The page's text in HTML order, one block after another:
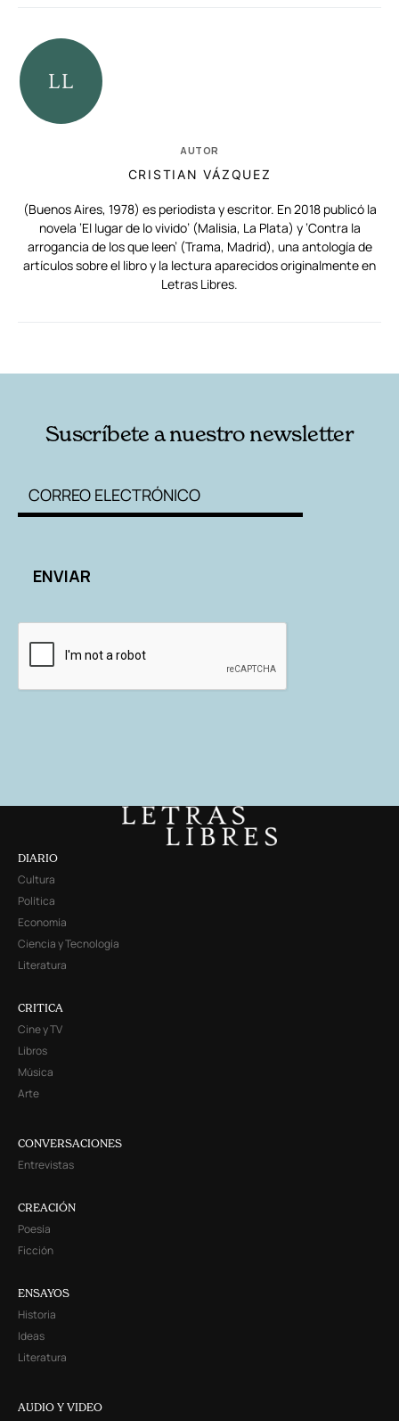
AUTOR
CRISTIAN VÁZQUEZ
(Buenos Aires, 1978) es periodista y escritor. En 2018 publicó la
novela ‘El lugar de lo vivido’ (Malisia, La Plata) y ‘Contra la
arrogancia de los que leen’ (Trama, Madrid), una antología de
artículos sobre el libro y la lectura aparecidos originalmente en
Letras Libres.
Suscríbete a nuestro newsletter
DIARIO
Cultura
Política
Economía
Ciencia y Tecnología
Literatura
CRITICA
Cine y TV
Libros
Música
Arte
CONVERSACIONES
Entrevistas
CREACIÓN
Poesía
Ficción
ENSAYOS
Historia
Ideas
Literatura
AUDIO Y VIDEO